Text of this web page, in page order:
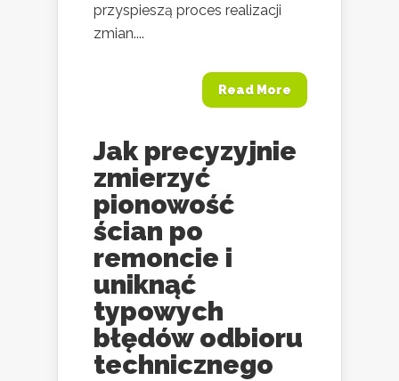
przyspieszą proces realizacji
zmian....
Read More
Jak precyzyjnie
zmierzyć
pionowość
ścian po
remoncie i
uniknąć
typowych
błędów odbioru
technicznego